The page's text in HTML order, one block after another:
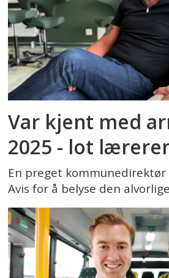
Var kjent med
2025 - lot
En preget
Avis for å belyse den